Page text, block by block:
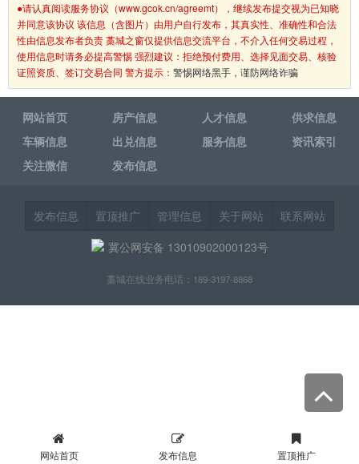
●请认真阅读服务协议（www.gcok.cn/agreemt），继续发布提交视为已知晓
并同意该协议 该信息（含图片）由用户自行发布，其真实性、准确性和合法
性由信息发布者负责 藁城之窗仅提供信息交流平台，不介入任何交易过程，
使用信息时请务必提高警惕 强烈建议：拒绝预付费用、选择见面交易、核验
证照资质、签订交易合同 警方提示： 警惕网络黑手，谨防网络诈骗
网站首页 房产信息 人才信息
供求信息
车辆信息
出兑信息 服务信息
资讯索引
关注微信
发布信息
发布信息 置顶推广 管理信息 关于网站
联系网站
冀公网安备 13010902000123号
藁城在线业务电话：189-3197-8868
网站首页 发布信息 置顶推广